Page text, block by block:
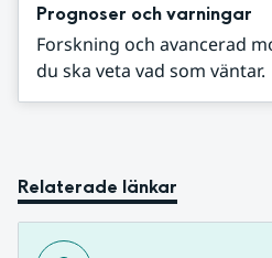
Prognoser och varningar
Forskning och avancerad
du ska veta vad som väntar.
Relaterade länkar